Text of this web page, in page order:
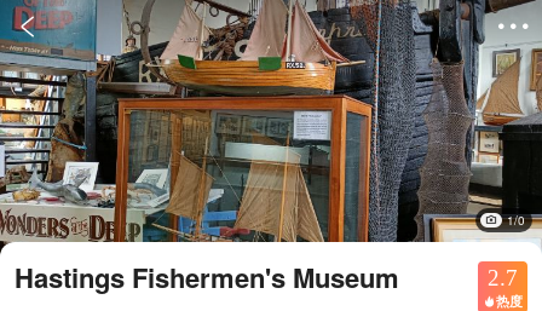
 
1/0
Hastings Fishermen's Museum 2.7
 热度